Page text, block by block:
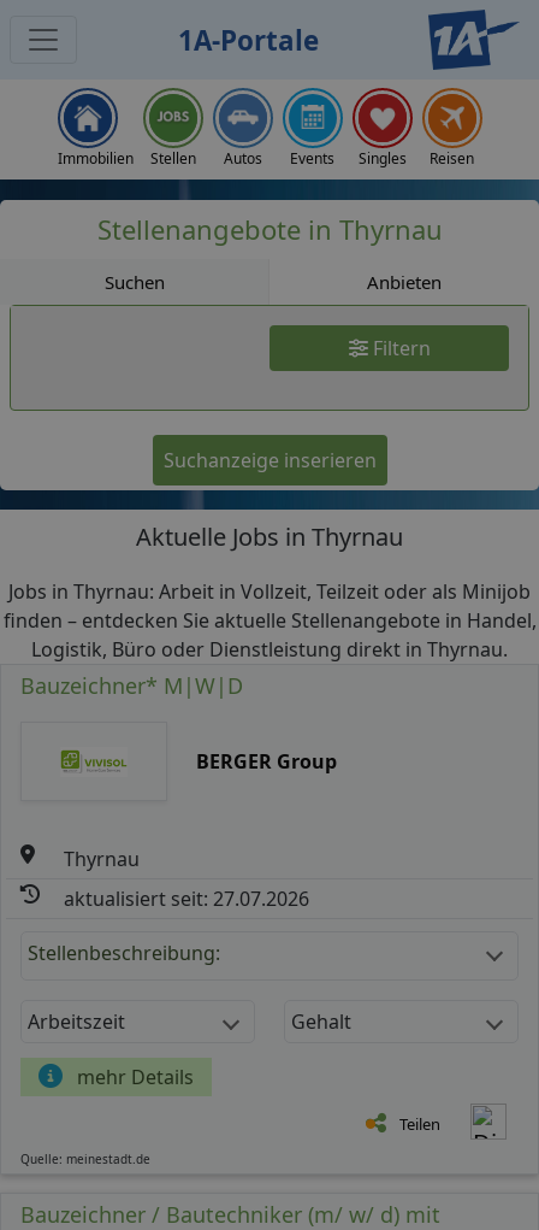
1A-Portale
Immobilien Stellen Autos Events Singles Reisen
Stellenangebote in Thyrnau
Suchen Anbieten
Filtern
Suchanzeige inserieren
Aktuelle Jobs in Thyrnau
Jobs in Thyrnau: Arbeit in Vollzeit, Teilzeit oder als Minijob
finden – entdecken Sie aktuelle Stellenangebote in Handel,
Logistik, Büro oder Dienstleistung direkt in Thyrnau.
Bauzeichner* M|W|D
BERGER Group
Thyrnau
aktualisiert seit: 27.07.2026
Stellenbeschreibung:
Arbeitszeit Gehalt
mehr Details
Teilen
Quelle: meinestadt.de
Bauzeichner / Bautechniker (m/ w/ d) mit